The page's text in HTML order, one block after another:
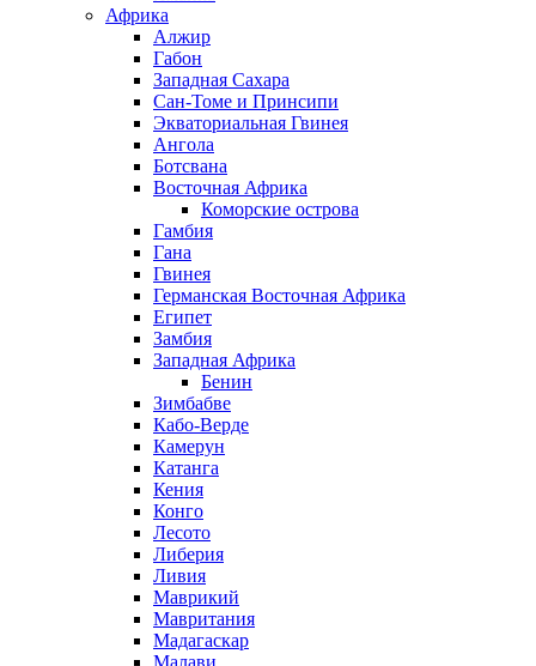
Африка
Алжир
Габон
Западная Сахара
Сан-Томе и Принсипи
Экваториальная Гвинея
Ангола
Ботсвана
Восточная Африка
Коморские острова
Гамбия
Гана
Гвинея
Германская Восточная Африка
Египет
Замбия
Западная Африка
Бенин
Зимбабве
Кабо-Верде
Камерун
Катанга
Кения
Конго
Лесото
Либерия
Ливия
Маврикий
Мавритания
Мадагаскар
Малави